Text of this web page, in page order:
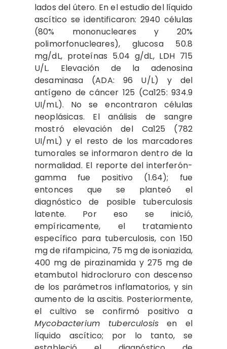
lados del útero. En el estudio del líquido
ascítico se identificaron: 2940 células
(80% mononucleares y 20%
polimorfonucleares), glucosa 50.8
mg/dL, proteínas 5.04 g/dL, LDH 715
U/L. Elevación de la adenosina
desaminasa (ADA: 96 U/L) y del
antígeno de cáncer 125 (Ca125: 934.9
UI/mL). No se encontraron células
neoplásicas. El análisis de sangre
mostró elevación del Ca125 (782
UI/mL) y el resto de los marcadores
tumorales se informaron dentro de la
normalidad. El reporte del interferón-
gamma fue positivo (1.64); fue
entonces que se planteó el
diagnóstico de posible tuberculosis
latente. Por eso se inició,
empíricamente, el tratamiento
específico para tuberculosis, con 150
mg de rifampicina, 75 mg de isoniazida,
400 mg de pirazinamida y 275 mg de
etambutol hidrocloruro con descenso
de los parámetros inflamatorios, y sin
aumento de la ascitis. Posteriormente,
el cultivo se confirmó positivo a
Mycobacterium tuberculosisen el
líquido ascítico; por lo tanto, se